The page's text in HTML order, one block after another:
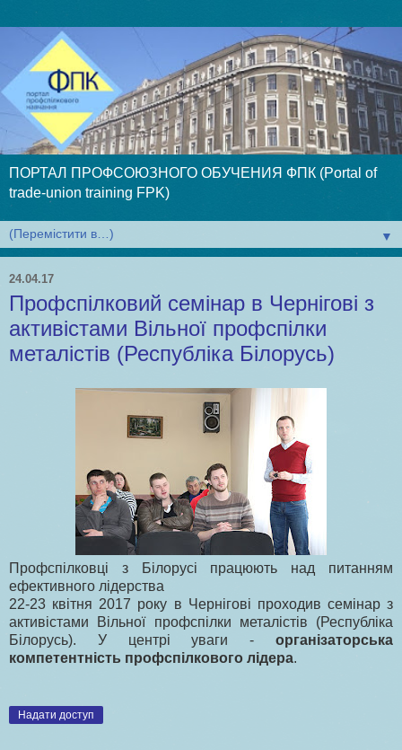
ПОРТАЛ ПРОФСОЮЗНОГО ОБУЧЕНИЯ ФПК (Portal of
trade-union training FPK)
▼
24.04.17
Профспілковий семінар в Чернігові з
активістами Вільної профспілки
металістів (Республіка Білорусь)
Профспілковці з Білорусі працюють над питанням
ефективного лідерства
22-23 квітня 2017 року в Чернігові проходив семінар з
активістами Вільної профспілки металістів (Республіка
Білорусь). У центрі уваги - організаторська
компетентність профспілкового лідера.
Надати доступ